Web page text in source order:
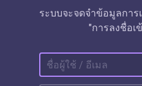
ระบบจะจดจำข้อมูลกา
"การลงชื่อเ